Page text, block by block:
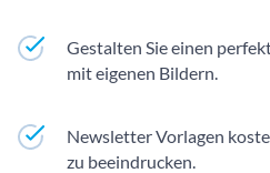
Gestalten Sie einen
mit eigenen Bildern.
Newsletter Vorlagen
zu beeindrucken.